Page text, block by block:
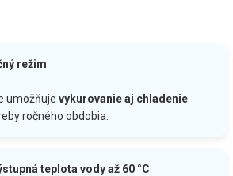
režim
umožňuje vykurovanie aj chladenie
ročného obdobia.
teplota vody až 60 °C